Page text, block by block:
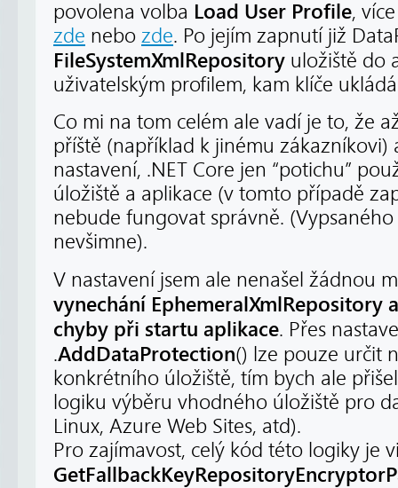
povolena volba Load User Profile,
zde nebo zde. Po jejím zapnutí již
FileSystemXmlRepository uložiště do
uživatelským profilem, kam klíče
Co mi na tom celém ale vadí je to, že
příště (například k jinému zákazníkovi)
nastavení, .NET Core jen “potichu”
úložiště a aplikace (v tomto případě
nebude fungovat správně.
nevšimne).
V nastavení jsem ale nenašel žádnou
vynechání EphemeralXmlRepository
chyby při startu aplikace. Přes
.AddDataProtection() lze pouze určit
konkrétního úložiště, tím bych ale
logiku výběru vhodného úložiště pro
Linux, Azure Web Sites, atd).
Pro zajímavost, celý kód této logiky je